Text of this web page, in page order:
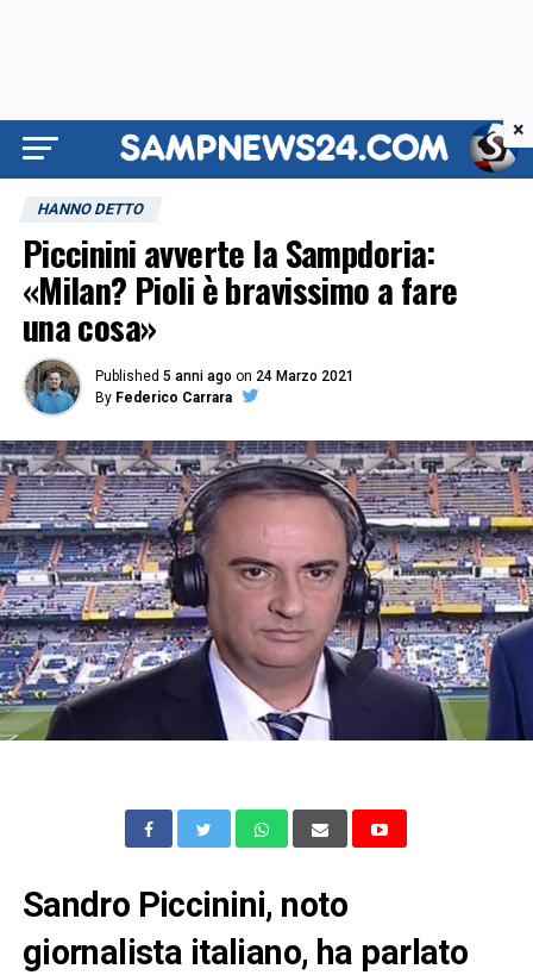
HANNO DETTO
Piccinini avverte la Sampdoria:
«Milan? Pioli è bravissimo a fare
una cosa»
Published 5 anni ago on 24 Marzo 2021
By Federico Carrara
Sandro Piccinini, noto
giornalista italiano, ha parlato
×